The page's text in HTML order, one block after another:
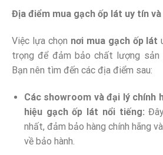
Địa điểm mua gạch ốp lát uy tín
Việc lựa chọn nơi mua gạch ốp lát
trọng để đảm bảo chất lượng sản
Bạn nên tìm đến các địa điểm sau:
Các showroom và đại lý chính
hiệu gạch ốp lát nổi tiếng:
nhất, đảm bảo hàng chính hãng
về bảo hành.